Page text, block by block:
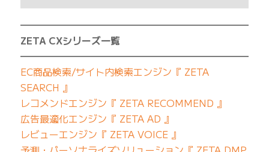
ZETA CXシリーズ一覧
EC商品検索/サイト内検索エンジン『 ZETA
SEARCH 』
レコメンドエンジン『 ZETA RECOMMEND 』
広告最適化エンジン『 ZETA AD 』
レビューエンジン『 ZETA VOICE 』